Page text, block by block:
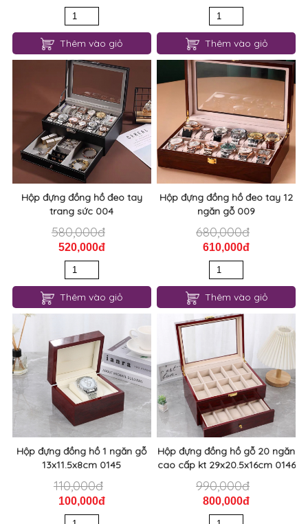
Thêm vào giỏ Thêm vào giỏ
Hộp đựng đồng hồ đeo tay
trang sức 004
580,000đ
520,000đ
Thêm vào giỏ
Hộp đựng đồng hồ đeo tay 12
ngăn gỗ 009
680,000đ
610,000đ
Thêm vào giỏ
Hộp đựng đồng hồ 1 ngăn gỗ
13x11.5x8cm 0145
110,000đ
100,000đ
Hộp đựng đồng hồ gỗ 20 ngăn
cao cấp kt 29x20.5x16cm 0146
990,000đ
800,000đ